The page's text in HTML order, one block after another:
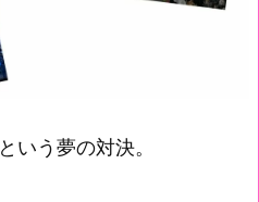
いう夢の対決。